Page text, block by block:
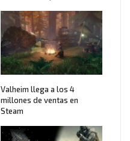
Valheim llega a los 4
millones de ventas en
Steam